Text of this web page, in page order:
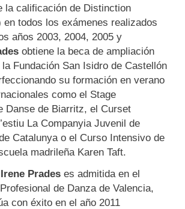
la calificación de Distinction
en todos los exámenes realizados
años 2003, 2004, 2005 y
obtiene la beca de ampliación
Fundación San Isidro de Castellón
su formación en verano
como el Stage
Danse de Biarritz, el Curset
La Companyia Juvenil de
Catalunya o el Curso Intensivo de
madrileña Karen Taft.
Irene Prades es admitida en el
de Danza de Valencia,
con éxito en el año 2011